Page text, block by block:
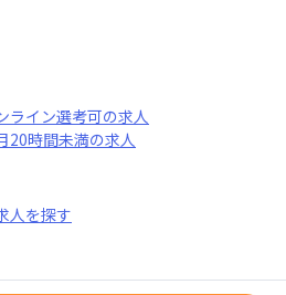
ライン選考可の求人
20時間未満の求人
人を探す